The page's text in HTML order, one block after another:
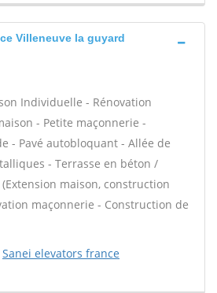
Villeneuve la guyard
Individuelle - Rénovation
- Petite maçonnerie -
- Pavé autobloquant - Allée de
- Terrasse en béton /
maison, construction
maçonnerie - Construction de
Sanei elevators france